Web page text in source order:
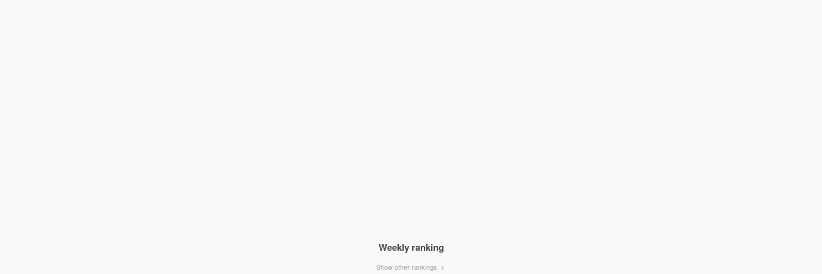
Weekly ranking
Show other rankings